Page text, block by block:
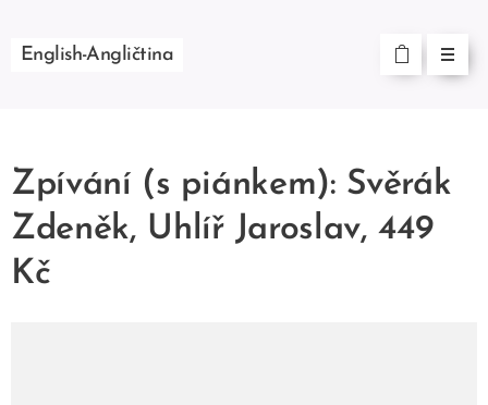
English-Angličtina
Zpívání (s piánkem): Svěrák
Zdeněk, Uhlíř Jaroslav, 449
Kč